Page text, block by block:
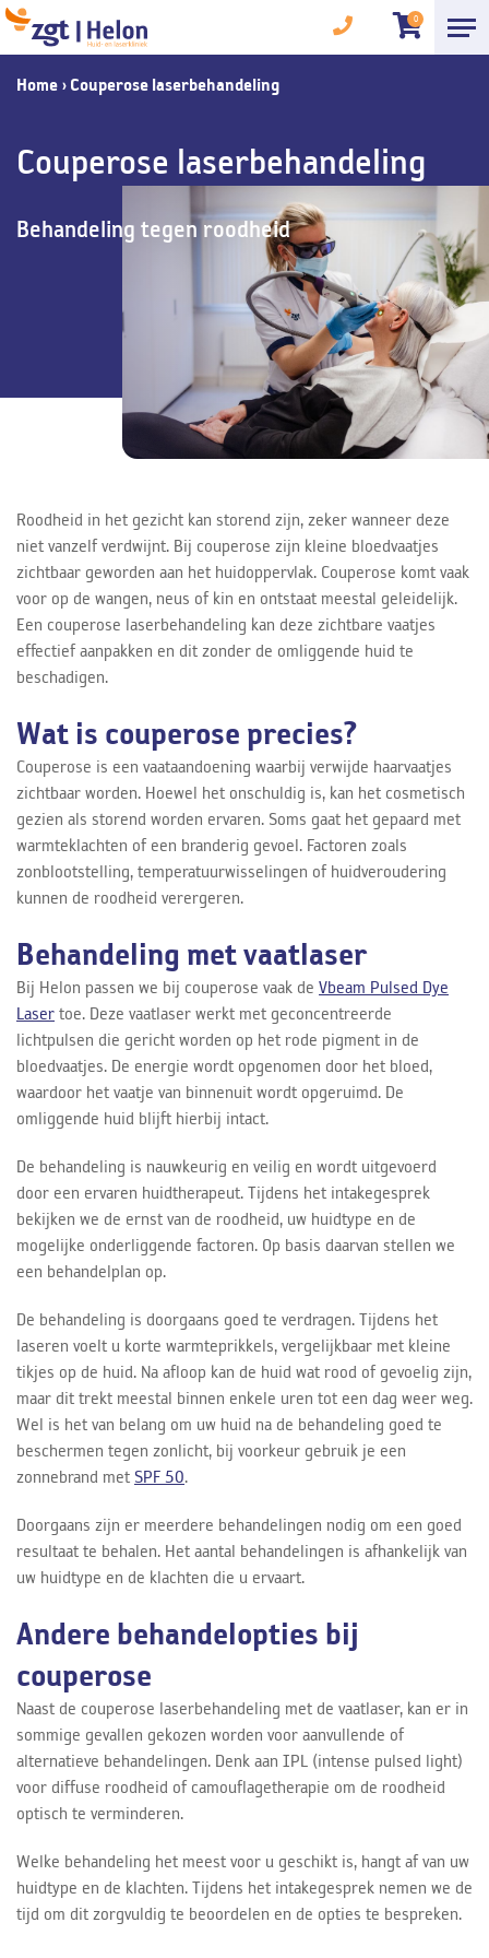
0
Home › Couperose laserbehandeling
Couperose laserbehandeling
Behandeling tegen roodheid
Roodheid in het gezicht kan storend zijn, zeker wanneer deze
niet vanzelf verdwijnt. Bij couperose zijn kleine bloedvaatjes
zichtbaar geworden aan het huidoppervlak. Couperose komt vaak
voor op de wangen, neus of kin en ontstaat meestal geleidelijk.
Een couperose laserbehandeling kan deze zichtbare vaatjes
effectief aanpakken en dit zonder de omliggende huid te
beschadigen.
Wat is couperose precies?
Couperose is een vaataandoening waarbij verwijde haarvaatjes
zichtbaar worden. Hoewel het onschuldig is, kan het cosmetisch
gezien als storend worden ervaren. Soms gaat het gepaard met
warmteklachten of een branderig gevoel. Factoren zoals
zonblootstelling, temperatuurwisselingen of huidveroudering
kunnen de roodheid verergeren.
Behandeling met vaatlaser
Bij Helon passen we bij couperose vaak de Vbeam Pulsed Dye
Laser toe. Deze vaatlaser werkt met geconcentreerde
lichtpulsen die gericht worden op het rode pigment in de
bloedvaatjes. De energie wordt opgenomen door het bloed,
waardoor het vaatje van binnenuit wordt opgeruimd. De
omliggende huid blijft hierbij intact.
De behandeling is nauwkeurig en veilig en wordt uitgevoerd
door een ervaren huidtherapeut. Tijdens het intakegesprek
bekijken we de ernst van de roodheid, uw huidtype en de
mogelijke onderliggende factoren. Op basis daarvan stellen we
een behandelplan op.
De behandeling is doorgaans goed te verdragen. Tijdens het
laseren voelt u korte warmteprikkels, vergelijkbaar met kleine
tikjes op de huid. Na afloop kan de huid wat rood of gevoelig zijn,
maar dit trekt meestal binnen enkele uren tot een dag weer weg.
Wel is het van belang om uw huid na de behandeling goed te
beschermen tegen zonlicht, bij voorkeur gebruik je een
zonnebrand met SPF 50.
Doorgaans zijn er meerdere behandelingen nodig om een goed
resultaat te behalen. Het aantal behandelingen is afhankelijk van
uw huidtype en de klachten die u ervaart.
Andere behandelopties bij
couperose
Naast de couperose laserbehandeling met de vaatlaser, kan er in
sommige gevallen gekozen worden voor aanvullende of
alternatieve behandelingen. Denk aan IPL (intense pulsed light)
voor diffuse roodheid of camouflagetherapie om de roodheid
optisch te verminderen.
Welke behandeling het meest voor u geschikt is, hangt af van uw
huidtype en de klachten. Tijdens het intakegesprek nemen we de
tijd om dit zorgvuldig te beoordelen en de opties te bespreken.